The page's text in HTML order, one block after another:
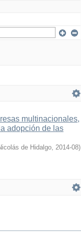
multinacionales,
adopción de las
de Hidalgo, 2014-08)